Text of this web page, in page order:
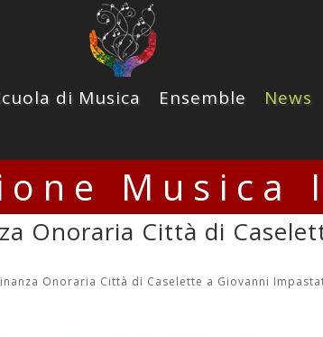
di Musica Ensemble News
Musica
Onoraria Città di
Onoraria Città di Caselette a Giovanni